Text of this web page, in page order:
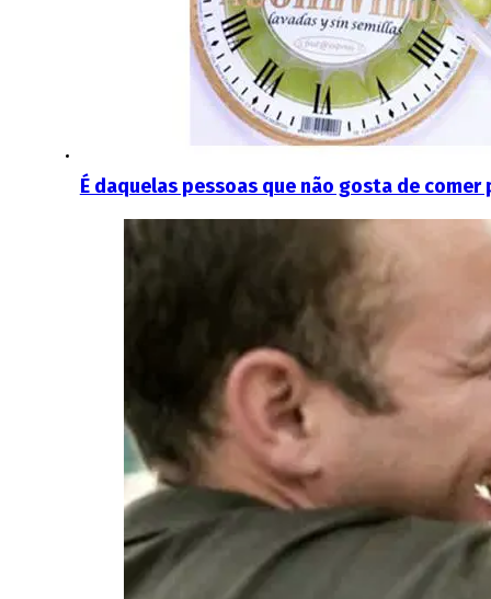
É daquelas pessoas que não gosta de comer